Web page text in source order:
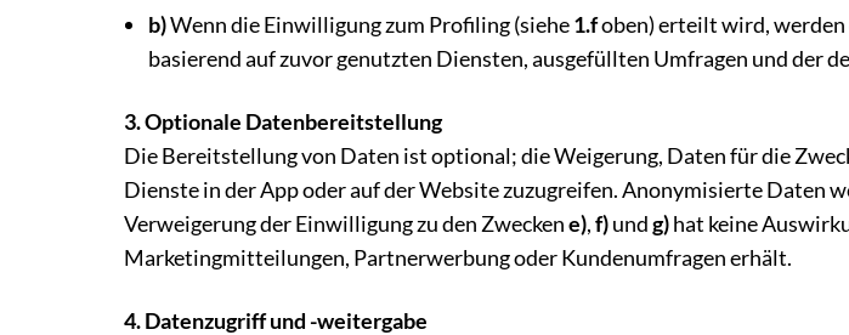
b)Wenn die Einwilligung zum Profiling (siehe1.foben) erteilt wird,
basierend auf zuvor genutzten Diensten, ausgefüllten Umfragen und der
3. Optionale Datenbereitstellung
Die Bereitstellung von Daten ist optional; die Weigerung, Daten für die
Dienste in der App oder auf der Website zuzugreifen. Anonymisierte Daten
Verweigerung der Einwilligung zu den Zweckene),f)undg)hat keine
Marketingmitteilungen, Partnerwerbung oder Kundenumfragen erhält.
4. Datenzugriff und -weitergabe